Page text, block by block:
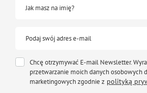
Jak masz na imię?
Podaj swój adres e-mail
Chcę otrzymywać E-mail Newsletter.
przetwarzanie moich danych osobowych
marketingowych zgodnie z polityką